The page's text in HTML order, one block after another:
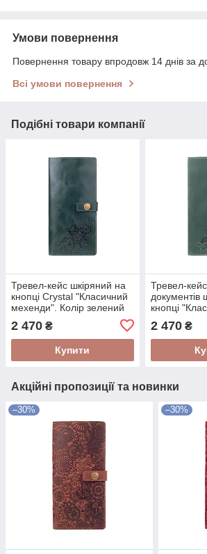
Умови повернення
Повернення товару впродовж 14 днів за
Всі умови повернення
Подібні товари компанії
Тревел-кейс шкіряний на
кнопці Crystal "Класичний
мехенди". Колір зелений
2 470 ₴
Купити
Тревел-
документів
кнопці
2 470₴
Акційні пропозиції та новинки
–30% –30%